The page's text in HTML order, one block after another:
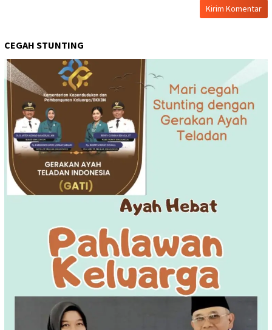
CEGAH STUNTING